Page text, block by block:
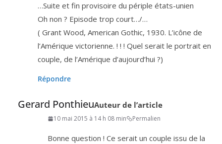
…Suite et fin pro­vi­soire du périple états-unien
Oh non ? Episode trop court…/…
( Grant Wood, Ame­ri­can Gothic, 1930. L’icône de
l’Amérique vic­to­rienne. ! ! ! Quel serait le por­trait en
couple, de l’Amérique d’aujourd’hui ?)
Répondre
Gerard PonthieuAuteur de l’article
10 mai 2015 à 14 h 08 min Permalien
Bonne ques­tion ! Ce serait un couple issu de la